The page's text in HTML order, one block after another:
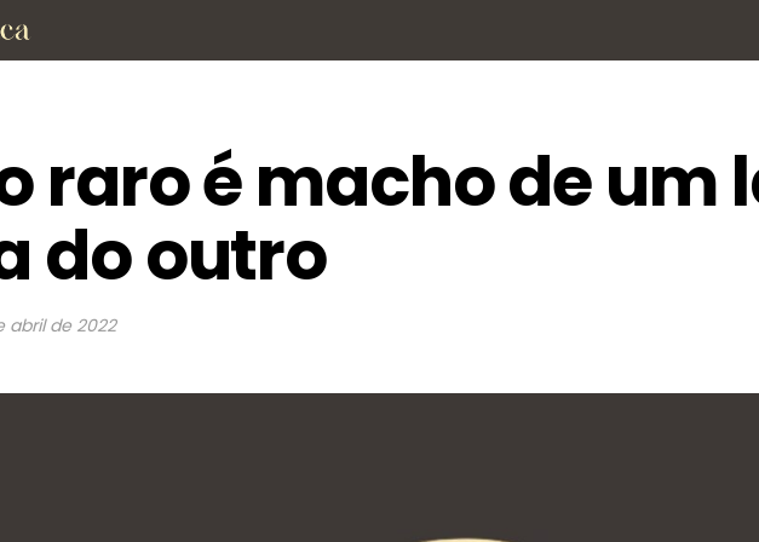
raro é macho de um
do outro
abril de 2022